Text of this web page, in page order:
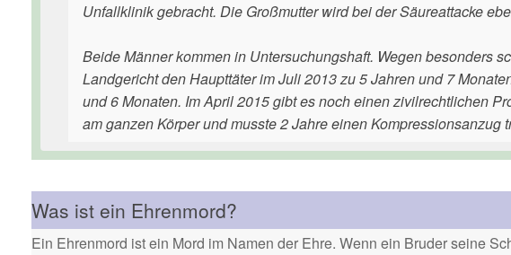
Unfallklinik gebracht. Die Großmutter wird bei der Säureattacke
Beide Männer kommen in Untersuchungshaft. Wegen besonders
Landgericht den Haupttäter im Juli 2013 zu 5 Jahren und 7
und 6 Monaten. Im April 2015 gibt es noch einen zivilrechtlichen
am ganzen Körper und musste 2 Jahre einen Kompressionsanzug
Was ist ein Ehrenmord?
Ein Ehrenmord ist ein Mord im Namen der Ehre. Wenn ein Bruder seine